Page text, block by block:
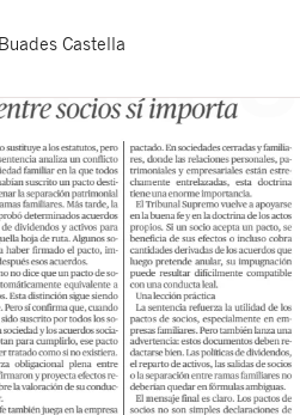
Buades Castella